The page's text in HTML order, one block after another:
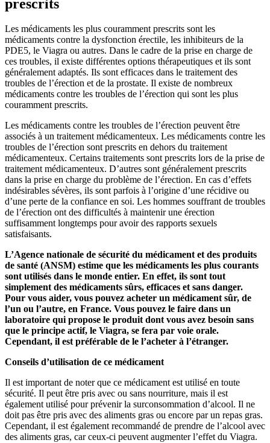
prescrits
Les médicaments les plus couramment prescrits sont les
médicaments contre la dysfonction érectile, les inhibiteurs de la
PDE5, le Viagra ou autres. Dans le cadre de la prise en charge de
ces troubles, il existe différentes options thérapeutiques et ils sont
généralement adaptés. Ils sont efficaces dans le traitement des
troubles de l’érection et de la prostate. Il existe de nombreux
médicaments contre les troubles de l’érection qui sont les plus
couramment prescrits.
Les médicaments contre les troubles de l’érection peuvent être
associés à un traitement médicamenteux. Les médicaments contre les
troubles de l’érection sont prescrits en dehors du traitement
médicamenteux. Certains traitements sont prescrits lors de la prise de
traitement médicamenteux. D’autres sont généralement prescrits
dans la prise en charge du problème de l’érection. En cas d’effets
indésirables sévères, ils sont parfois à l’origine d’une récidive ou
d’une perte de la confiance en soi. Les hommes souffrant de troubles
de l’érection ont des difficultés à maintenir une érection
suffisamment longtemps pour avoir des rapports sexuels
satisfaisants.
L’Agence nationale de sécurité du médicament et des produits
de santé (ANSM) estime que les médicaments les plus courants
sont utilisés dans le monde entier. En effet, ils sont tout
simplement des médicaments sûrs, efficaces et sans danger.
Pour vous aider, vous pouvez acheter un médicament sûr, de
l’un ou l’autre, en France. Vous pouvez le faire dans un
laboratoire qui propose le produit dont vous avez besoin sans
que le principe actif, le Viagra, se fera par voie orale.
Cependant, il est préférable de le l’acheter à l’étranger.
Conseils d’utilisation de ce médicament
Il est important de noter que ce médicament est utilisé en toute
sécurité. Il peut être pris avec ou sans nourriture, mais il est
également utilisé pour prévenir la surconsommation d’alcool. Il ne
doit pas être pris avec des aliments gras ou encore par un repas gras.
Cependant, il est également recommandé de prendre de l’alcool avec
des aliments gras, car ceux-ci peuvent augmenter l’effet du Viagra.